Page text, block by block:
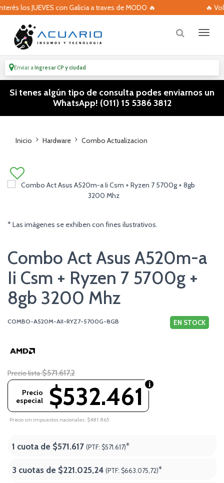
los JUEVES con Galicia a traves de MODO 🔥 🔥
Enviar aIngresar CP y ciudad
Si tenes algún tipo de consulta podes enviarnos un
WhatsApp! (011) 15 5386 3812
Inicio Hardware Combo Actualizacion
* Las imágenes se exhiben con fines ilustrativos.
Combo Act Asus A520m-a
Ii Csm + Ryzen 7 5700g +
8gb 3200 Mhz
COMBO-A520M-AII-RYZ7-5700G-8GB EN STOCK
Precio lista $571.617,2
$532.461
Precio
especial
Precio sin impuestos nacionales: $481.865
1 cuota de $571.617 (PTF: $571.617)*
3 cuotas de $221.025,24 (PTF: $663.075,72)*